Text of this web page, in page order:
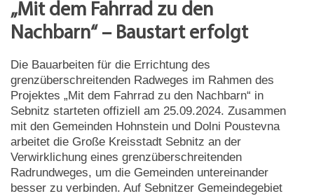
„Mit dem Fahrrad zu den
Nachbarn“ – Baustart erfolgt
Die Bauarbeiten für die Errichtung des
grenzüberschreitenden Radweges im Rahmen des
Projektes „Mit dem Fahrrad zu den Nachbarn“ in
Sebnitz starteten offiziell am 25.09.2024. Zusammen
mit den Gemeinden Hohnstein und Dolni Poustevna
arbeitet die Große Kreisstadt Sebnitz an der
Verwirklichung eines grenzüberschreitenden
Radrundweges, um die Gemeinden untereinander
besser zu verbinden. Auf Sebnitzer Gemeindegebiet